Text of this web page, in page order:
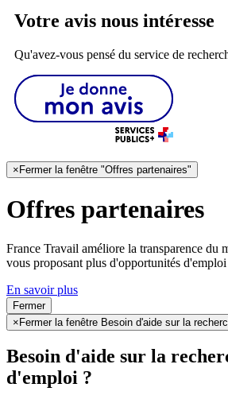
Votre avis nous intéresse
Qu'avez-vous pensé du service de
×Fermer la fenêtre "Offres partenaires"
Offres partenaires
France Travail améliore la transparence du
vous proposant plus d'opportunités d'emploi
En savoir plus
Fermer
×Fermer la fenêtre Besoin d'aide sur la
Besoin d'aide sur la
d'emploi ?